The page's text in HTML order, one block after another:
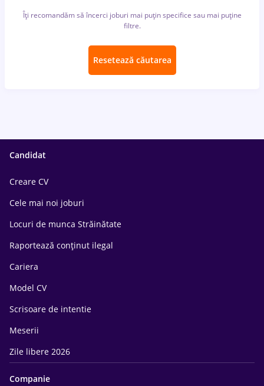
Îți recomandăm să încerci joburi mai puțin specifice sau mai puține
filtre.
Resetează căutarea
Candidat
Creare CV
Cele mai noi joburi
Locuri de munca Străinătate
Raportează conținut ilegal
Cariera
Model CV
Scrisoare de intentie
Meserii
Zile libere 2026
Companie